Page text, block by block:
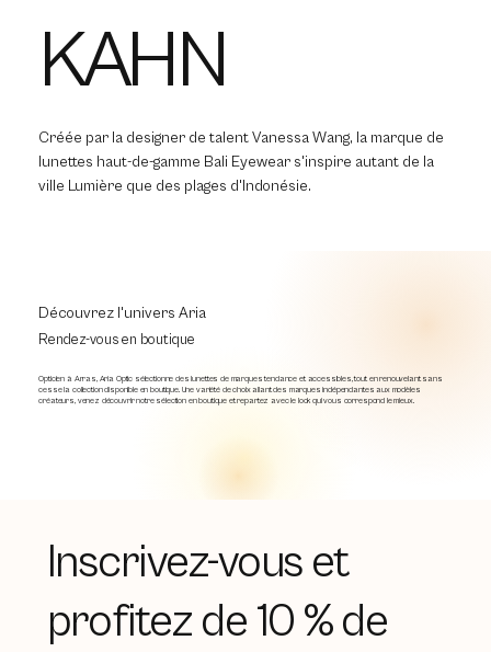
KAHN
Créée par la designer de talent Vanessa Wang, la marque de
lunettes haut-de-gamme Bali Eyewear s'inspire autant de la
ville Lumière que des plages d'Indonésie.
Rendez-vous en boutique
Découvrez l'univers Aria
Opticien à Arras, Aria Optic sélectionne des lunettes de marques tendance et accessibles, tout en renouvelant sans
cesse la collection disponible en boutique. Une variété de choix allant des marques indépendantes aux modèles
créateurs, venez découvrir notre sélection en boutique et repartez avec le look qui vous correspond le mieux.
Inscrivez-vous et
profitez de 10 % de